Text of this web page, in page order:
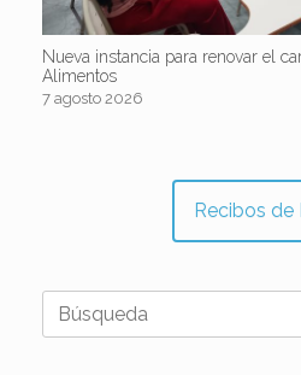
Nueva instancia para renovar el
Alimentos
7 agosto 2026
Recibos de
Buscar: